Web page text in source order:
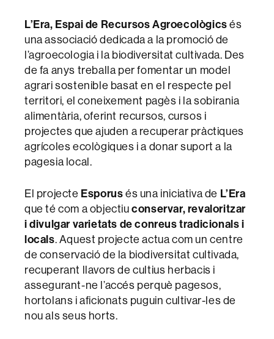
L’Era, Espai de Recursos Agroecològicsés
una associació dedicada a la promoció de
l’agroecologia i la biodiversitat cultivada. Des
de fa anys treballa per fomentar un model
agrari sostenible basat en el respecte pel
territori, el coneixement pagès i la sobirania
alimentària, oferint recursos, cursos i
projectes que ajuden a recuperar pràctiques
agrícoles ecològiques i a donar suport a la
pagesia local.
El projecte Esporusés una iniciativa de L’Era
que té com a objectiuconservar, revaloritzar
i divulgar varietats de conreus tradicionals i
locals. Aquest projecte actua com un centre
de conservació de la biodiversitat cultivada,
recuperant llavors de cultius herbacis i
assegurant-ne l’accés perquè pagesos,
hortolans i aficionats puguin cultivar-les de
nou als seus horts.